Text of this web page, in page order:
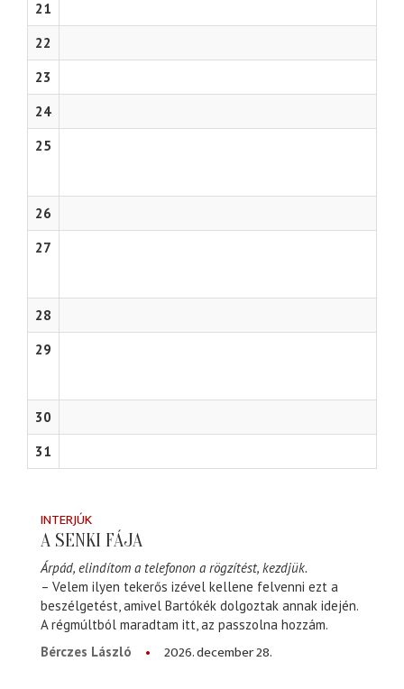
21
22
23
24
25
26
27
28
29
30
31
INTERJÚK
A SENKI FÁJA
Árpád, elindítom a telefonon a rögzítést, kezdjük.
– Velem ilyen tekerős izével kellene felvenni ezt a
beszélgetést, amivel Bartókék dolgoztak annak idején.
A régmúltból maradtam itt, az passzolna hozzám.
Bérczes László
2026. december 28.